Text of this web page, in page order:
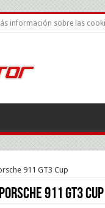
información sobre las
911 GT3 Cup
Porsche 911 GT3 Cup